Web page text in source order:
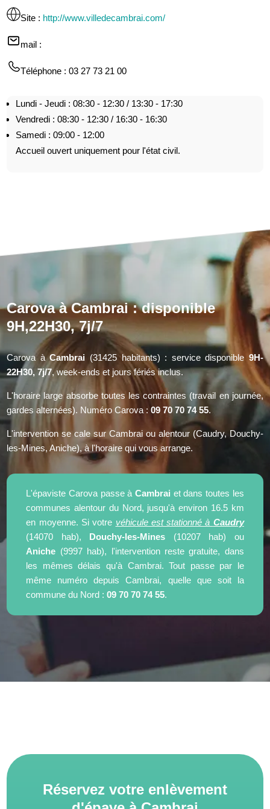
Site : http://www.villedecambrai.com/
mail :
Téléphone : 03 27 73 21 00
Lundi - Jeudi : 08:30 - 12:30 / 13:30 - 17:30
Vendredi : 08:30 - 12:30 / 16:30 - 16:30
Samedi : 09:00 - 12:00
Accueil ouvert uniquement pour l'état civil.
Carova à Cambrai : disponible
9H,22H30, 7j/7
Carova àCambrai (31425 habitants) : service disponible 9H-
22H30, 7j/7, week-ends et jours fériés inclus.
L'horaire large absorbe toutes les contraintes (travail en journée,
gardes alternées). Numéro Carova :09 70 70 74 55.
L'intervention se cale sur Cambrai ou alentour (Caudry, Douchy-
les-Mines, Aniche), à l'horaire qui vous arrange.
L'épaviste Carova passe à Cambrai et dans toutes les
communes alentour du Nord, jusqu'à environ 16.5 km
en moyenne. Si votre véhicule est stationné à Caudry
(14070 hab), Douchy-les-Mines (10207 hab) ou
Aniche (9997 hab), l'intervention reste gratuite, dans
les mêmes délais qu'à Cambrai. Tout passe par le
même numéro depuis Cambrai, quelle que soit la
commune du Nord :09 70 70 74 55.
Réservez votre enlèvement